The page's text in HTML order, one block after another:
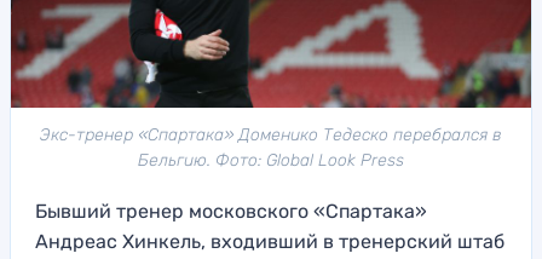
Экс-тренер «Спартака» Доменико Тедеско перебрался в
Бельгию. Фото: Global Look Press
Бывший тренер московского «Спартака»
Андреас Хинкель, входивший в тренерский штаб